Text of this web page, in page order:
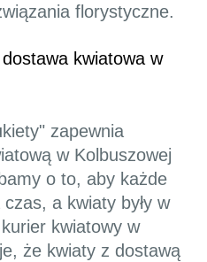
florystyczne.
kwiatowa w
zapewnia
w Kolbuszowej
o to, aby każde
a kwiaty były w
kwiatowy w
że kwiaty z dostawą